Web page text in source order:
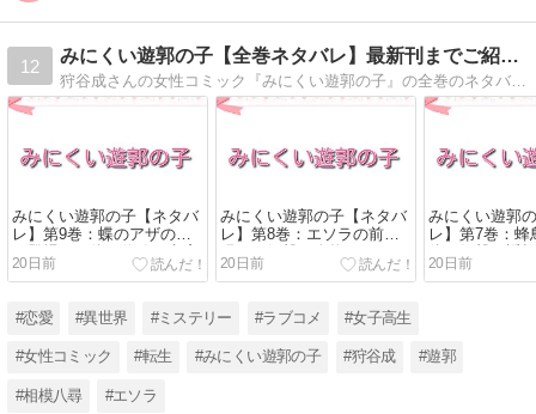
12
みにくい遊郭の子【全巻ネタバレ】最新刊までご紹介！
狩谷成さんの女性コミック『みにくい遊郭の子』の全巻のネタバレはこちら！遊郭という閉ざされた世界で、孤独な少女が自分の居場所と愛を見つけていく異世界の花魁物語。『みにくい遊郭の子』の第1巻から最新刊までのあらすじ＆ネタバレを詳しくお届けします
みにくい遊郭の子【ネタバ
レ】第9巻：蝶のアザの男
が登場！正体の伏線を考察
20日前
みにくい遊郭の子【ネタバ
レ】第8巻：エソラの前に
現れた衝撃の人物とは！？
20日前
みにくい遊郭
レ】第7巻：蜂
体と衝撃の誘
20日前
#恋愛 #異世界 #ミステリー #ラブコメ #女子高生
#女性コミック #転生 #みにくい遊郭の子 #狩谷成 #遊郭
#相模八尋 #エソラ